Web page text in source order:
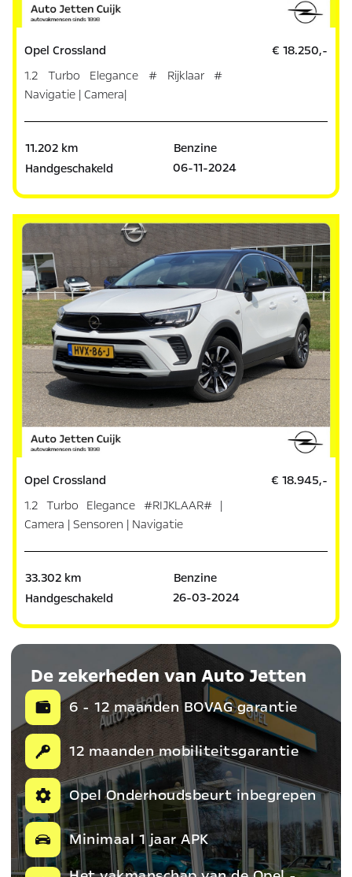
Opel Crossland
1.2 Turbo Elegance # Rijklaar #
Navigatie | Camera|
€ 18.250,-
11.202 km
Benzine
Handgeschakeld
06-11-2024
Opel Crossland
1.2 Turbo Elegance #RIJKLAAR# |
Camera | Sensoren | Navigatie
€ 18.945,-
33.302 km
Benzine
Handgeschakeld
26-03-2024
De zekerheden van Auto Jetten
6 - 12 maanden BOVAG garantie
12 maanden mobiliteitsgarantie
Opel Onderhoudsbeurt inbegrepen
Minimaal 1 jaar APK